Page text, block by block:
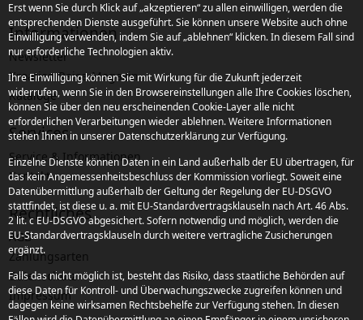
Informationen
Newsletter
Kroatien Reise-Magazin
Kataloge
Services
Service & Informationen
Kontakt
Rechtliches
AGB
Zahlungsarten
Datenschutz
Impressum
Erst wenn Sie durch Klick auf „akzeptieren“ zu allen einwilligen, werden die
entsprechenden Dienste ausgeführt. Sie können unsere Website auch ohne
Einwilligung verwenden, indem Sie auf „ablehnen“ klicken. In diesem Fall sind
nur erforderliche Technologien aktiv.
Ihre Einwilligung können Sie mit Wirkung für die Zukunft jederzeit
widerrufen, wenn Sie in den Browsereinstellungen alle Ihre Cookies löschen,
können Sie über den neu erscheinenden Cookie-Layer alle nicht
erforderlichen Verarbeitungen wieder ablehnen. Weitere Informationen
stehen Ihnen in unserer Datenschutzerklärung zur Verfügung.
Einzelne Dienste können Daten in ein Land außerhalb der EU übertragen, für
das kein Angemessenheitsbeschluss der Kommission vorliegt. Soweit eine
Datenübermittlung außerhalb der Geltung der Regelung der EU-DSGVO
stattfindet, ist diese u. a. mit EU-Standardvertragsklauseln nach Art. 46 Abs.
2 lit. c EU-DSGVO abgesichert. Sofern notwendig und möglich, werden die
EU-Standardvertragsklauseln durch weitere vertragliche Zusicherungen
ergänzt.
Falls das nicht möglich ist, besteht das Risiko, dass staatliche Behörden auf
diese Daten für Kontroll- und Überwachungszwecke zugreifen können und
dagegen keine wirksamen Rechtsbehelfe zur Verfügung stehen. In diesen